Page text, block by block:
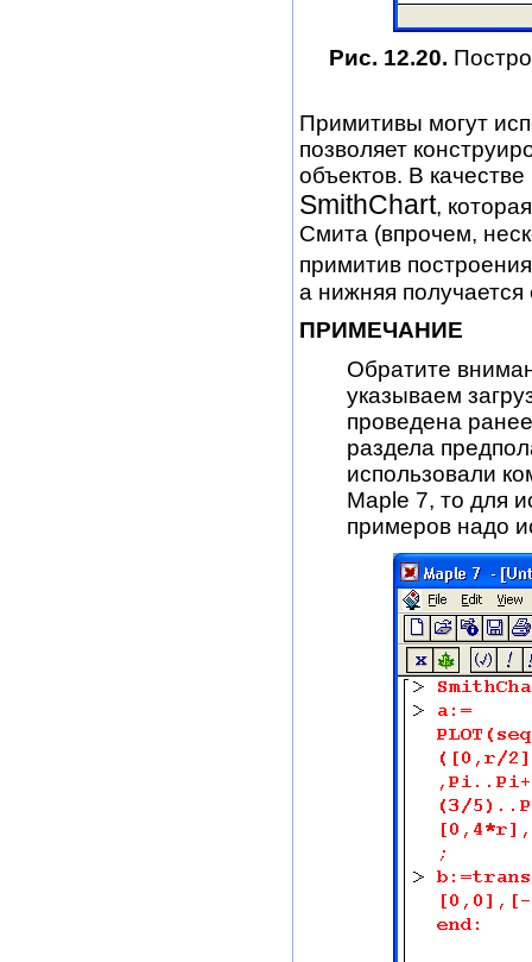
Рис. 12.20.
Примитивы могут
позволяет
объектов. В
SmithChart,
Смита (впрочем,
примитив
а нижняя
ПРИМЕЧАНИЕ
Обратите
указываем
проведена
раздела
использовали
Maple 7, то для
примеров надо